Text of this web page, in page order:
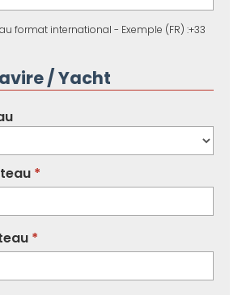
format international - Exemple (FR) :+33
/ Yacht